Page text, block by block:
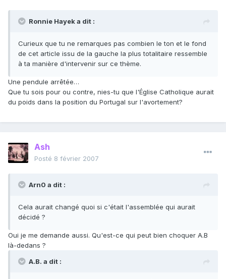
Ronnie Hayek a dit :
Curieux que tu ne remarques pas combien le ton et le fond
de cet article issu de la gauche la plus totalitaire ressemble
à ta manière d'intervenir sur ce thème.
Une pendule arrêtée…
Que tu sois pour ou contre, nies-tu que l'Église Catholique aurait
du poids dans la position du Portugal sur l'avortement?
Ash
Posté 8 février 2007
Arn0 a dit :
Cela aurait changé quoi si c'était l'assemblée qui aurait
décidé ?
Oui je me demande aussi. Qu'est-ce qui peut bien choquer A.B
là-dedans ?
A.B. a dit :